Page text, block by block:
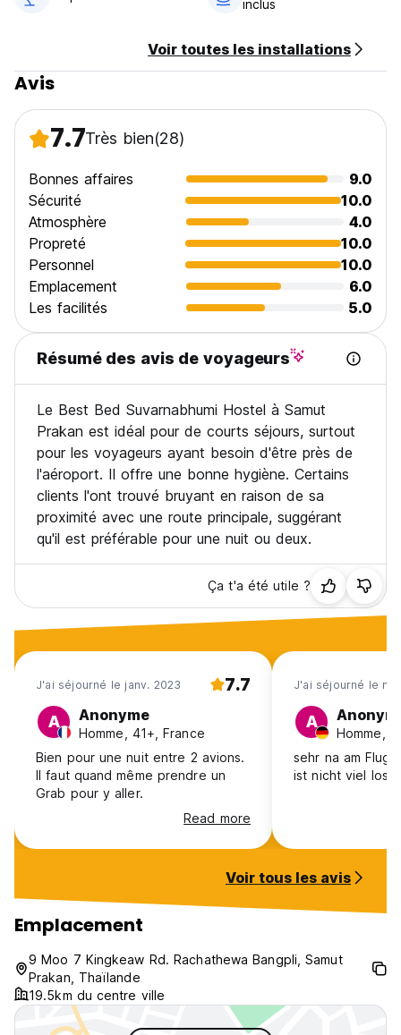
inclus
Voir toutes les installations
Avis
7.7Très bien(28)
Bonnes affaires
9.0
Sécurité
10.0
Atmosphère
4.0
Propreté
10.0
Personnel
10.0
Emplacement
6.0
Les facilités
5.0
Résumé des avis de voyageurs
Le Best Bed Suvarnabhumi Hostel à Samut
Prakan est idéal pour de courts séjours, surtout
pour les voyageurs ayant besoin d'être près de
l'aéroport. Il offre une bonne hygiène. Certains
clients l'ont trouvé bruyant en raison de sa
proximité avec une route principale, suggérant
qu'il est préférable pour une nuit ou deux.
Ça t'a été utile ?
J'ai séjourné le janv. 2023 7.7
A Anonyme
Homme, 41+, France
Bien pour une nuit entre 2 avions.
Il faut quand même prendre un
Grab pour y aller.
Read more
J'ai séjourné le
A
Homme,
sehr na am
ist nicht viel los
Voir tous les avis
Emplacement
9 Moo 7 Kingkeaw Rd. Rachathewa Bangpli, Samut
Prakan, Thaïlande
19.5km du centre ville